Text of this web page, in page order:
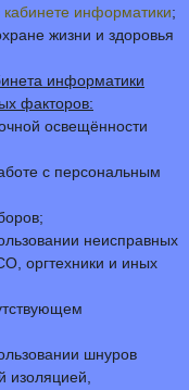
кабинете информатики;
жизни и здоровья
информатики
факторов:
освещённости
с персональным
неисправных
оргтехники и иных
шнуров
изоляцией,